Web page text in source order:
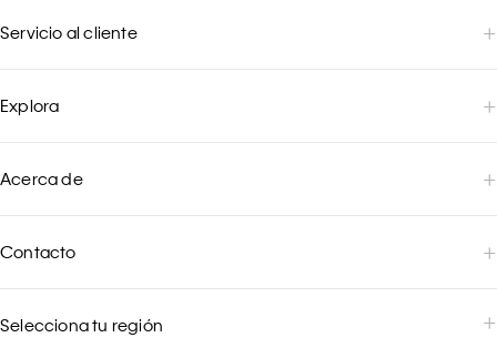
Servicio al cliente
Explora
Acerca de
Contacto
Selecciona tu región